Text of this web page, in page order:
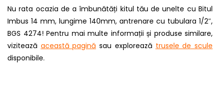
Nu rata ocazia de a îmbunătăți kitul tău de unelte cu Bitul
Imbus 14 mm, lungime 140mm, antrenare cu tubulara 1/2″,
BGS 4274! Pentru mai multe informații și produse similare,
vizitează această pagină sau explorează trusele de scule
disponibile.